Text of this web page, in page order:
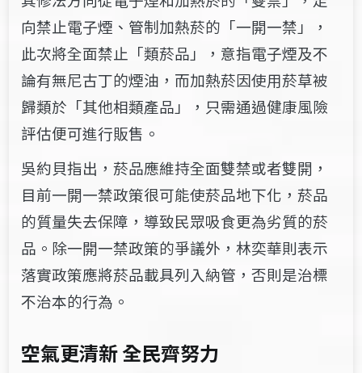
向禁止電子煙、管制加熱菸的「一開一禁」，
此次將全面禁止「類菸品」，意指電子煙及不
論有無尼古丁的煙油，而加熱菸因使用菸草被
歸類於「其他相類產品」，只需通過健康風險
評估便可進行販售。
吳約貝指出，菸品應維持全面雙禁或者雙開，
目前一開一禁政策很可能使菸品地下化，菸品
的質量失去保障，導致民眾吸食更為劣質的菸
品。除一開一禁政策的爭議外，林奕華則表示
落實政策應將菸品載具列入納管，否則是治標
不治本的行為。
空氣更清新全民齊努力